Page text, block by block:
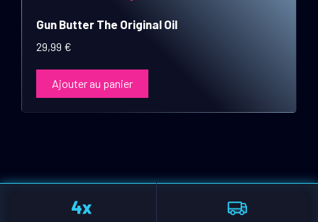
Gun Butter The Original Oil
29,99 €
Ajouter au panier